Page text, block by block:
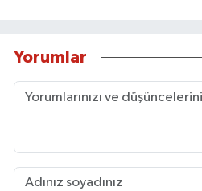
Yorumlar